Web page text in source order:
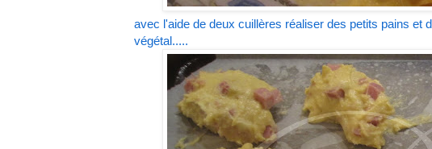
avec l'aide de deux cuillères réaliser des petits pains et
végétal.....